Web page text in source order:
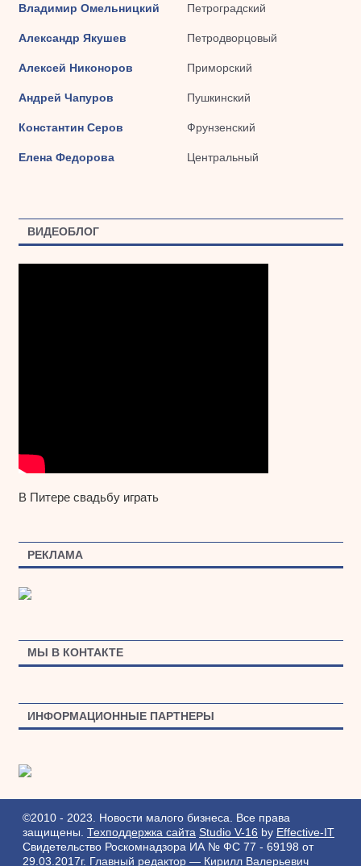
Владимир Омельницкий Петроградский
Александр Якушев Петродворцовый
Алексей Никоноров Приморский
Андрей Чапуров Пушкинский
Константин Серов Фрунзенский
Елена Федорова Центральный
ВИДЕОБЛОГ
В Питере свадьбу играть
РЕКЛАМА
МЫ В КОНТАКТЕ
ИНФОРМАЦИОННЫЕ ПАРТНЕРЫ
©2010 - 2023. Новости малого бизнеса. Все права
защищены. Техподдержка сайта Studio V-16 by Effective-IT
Свидетельство Роскомнадзора ИА № ФС 77 - 69198 от
29.03.2017г.